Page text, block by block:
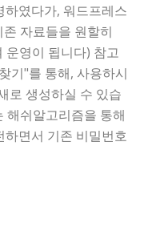
하였다가, 워드프레스
자료들을 원할히
운영이 됩니다) 참고
기"를 통해, 사용하시
로 생성하실 수 있습
해쉬알고리즘을 통해
하면서 기존 비밀번호